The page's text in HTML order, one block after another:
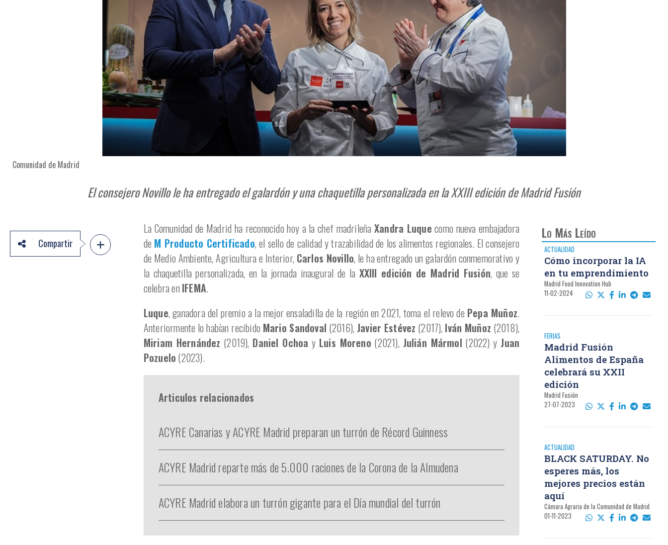
Comunidad de Madrid
El consejero Novillo le ha entregado el galardón y una chaquetilla personalizada en la XXIII edición de Madrid Fusión
Compartir
La Comunidad de Madrid ha reconocido hoy a la chef madrileña Xandra Luque como nueva embajadora
de M Producto Certificado, el sello de calidad y trazabilidad de los alimentos regionales. El consejero
de Medio Ambiente, Agricultura e Interior, Carlos Novillo, le ha entregado un galardón conmemorativo y
la chaquetilla personalizada, en la jornada inaugural de la XXIII edición de Madrid Fusión, que se
celebra en IFEMA.
Luque, ganadora del premio a la mejor ensaladilla de la región en 2021, toma el relevo de Pepa Muñoz.
Anteriormente lo habían recibido Mario Sandoval (2016), Javier Estévez (2017), Iván Muñoz (2018),
Miriam Hernández (2019), Daniel Ochoa y Luis Moreno (2021), Julián Mármol (2022) y Juan
Pozuelo (2023).
Articulos relacionados
ACYRE Canarias y ACYRE Madrid preparan un turrón de Récord Guinness
ACYRE Madrid reparte más de 5.000 raciones de la Corona de la Almudena
ACYRE Madrid elabora un turrón gigante para el Día mundial del turrón
Lo Más Leído
ACTUALIDAD
Cómo incorporar la IA
en tu emprendimiento
Madrid Food Innovation Hub
11-02-2024
FERIAS
Madrid Fusión
Alimentos de España
celebrará su XXII
edición
Madrid Fusión
27-07-2023
ACTUALIDAD
BLACK SATURDAY. No
esperes más, los
mejores precios están
aquí
Cámara Agraria de la Comunidad de Madrid
01-11-2023